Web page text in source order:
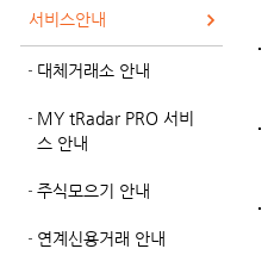
서비스안내
대체거래소 안내
MY tRadar PRO 서비
스 안내
주식모으기 안내
연계신용거래 안내